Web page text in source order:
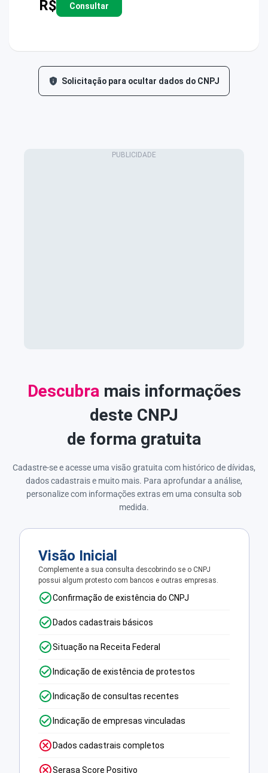
R$ Consultar
Solicitação para ocultar dados do CNPJ
Descubra mais informações
deste CNPJ
de forma gratuita
Cadastre-se e acesse uma visão gratuita com histórico de dívidas,
dados cadastrais e muito mais. Para aprofundar a análise,
personalize com informações extras em uma consulta sob
medida.
Visão Inicial
Complemente a sua consulta descobrindo se o CNPJ
possui algum protesto com bancos e outras empresas.
Confirmação de existência do CNPJ
Dados cadastrais básicos
Situação na Receita Federal
Indicação de existência de protestos
Indicação de consultas recentes
Indicação de empresas vinculadas
Dados cadastrais completos
Serasa Score Positivo